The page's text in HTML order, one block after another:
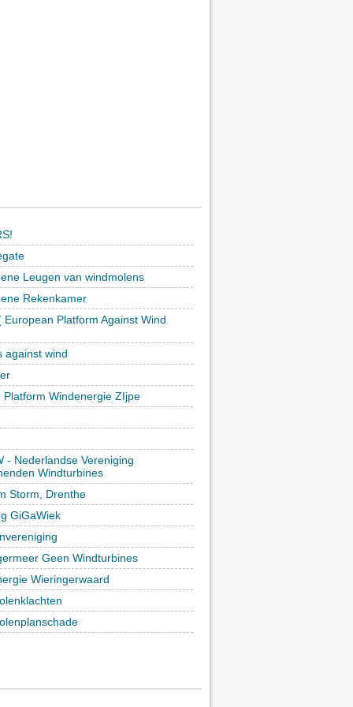
Leugen van windmolens
Rekenkamer
European Platform Against Wind
against wind
Platform Windenergie ZIjpe
- Nederlandse Vereniging
Windturbines
Storm, Drenthe
GiGaWiek
Geen Windturbines
Wieringerwaard